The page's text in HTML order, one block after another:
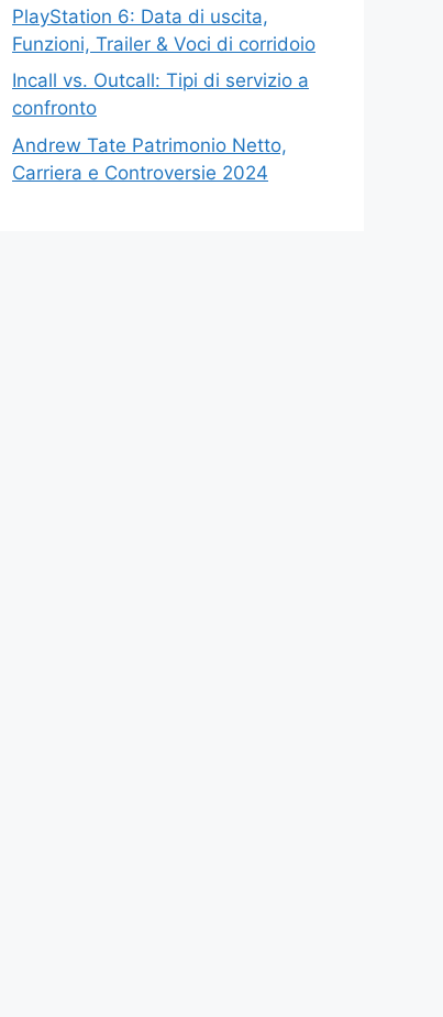
PlayStation 6: Data di uscita,
Funzioni, Trailer & Voci di corridoio
Incall vs. Outcall: Tipi di servizio a
confronto
Andrew Tate Patrimonio Netto,
Carriera e Controversie 2024